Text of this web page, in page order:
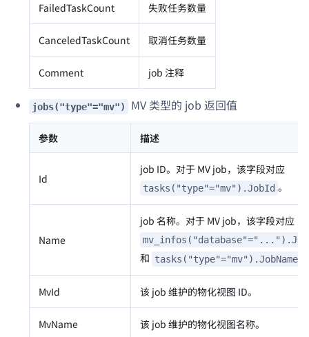
FailedTaskCount 失败任务数量
CanceledTaskCount 取消任务数量
Comment job 注释
jobs("type"="mv") MV 类型的 job 返回值
参数 描述
Id
job ID。对于 MV job，该字段对应
tasks("type"="mv").JobId 。
Name
job 名称。对于 MV job，该字段对应
和 tasks("type"="mv").JobName
MvId 该 job 维护的物化视图 ID。
MvName 该 job 维护的物化视图名称。